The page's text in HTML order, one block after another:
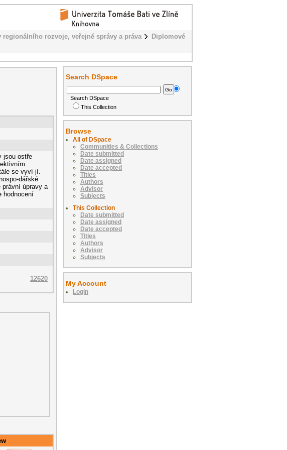
regionálního rozvoje, veřejné správy a práva
Diplomové
jsou ostře
se vyví-jí.
dářské
právní úpravy a
hodnocení
12620
Search DSpace
Search DSpace
This Collection
Browse
All of DSpace
Communities & Collections
Date submitted
Date assigned
Date accepted
Titles
Authors
Advisor
Subjects
This Collection
Date submitted
Date assigned
Date accepted
Titles
Authors
Advisor
Subjects
My Account
Login